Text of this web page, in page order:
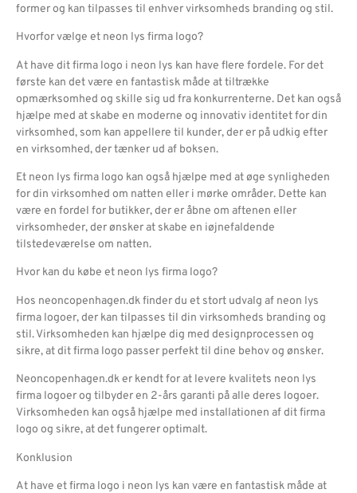
former og kan tilpasses til enhver virksomheds branding og stil.
Hvorfor vælge et neon lys firma logo?
At have dit firma logo i neon lys kan have flere fordele. For det
første kan det være en fantastisk måde at tiltrække
opmærksomhed og skille sig ud fra konkurrenterne. Det kan også
hjælpe med at skabe en moderne og innovativ identitet for din
virksomhed, som kan appellere til kunder, der er på udkig efter
en virksomhed, der tænker ud af boksen.
Et neon lys firma logo kan også hjælpe med at øge synligheden
for din virksomhed om natten eller i mørke områder. Dette kan
være en fordel for butikker, der er åbne om aftenen eller
virksomheder, der ønsker at skabe en iøjnefaldende
tilstedeværelse om natten.
Hvor kan du købe et neon lys firma logo?
Hos neoncopenhagen.dk finder du et stort udvalg af neon lys
firma logoer, der kan tilpasses til din virksomheds branding og
stil. Virksomheden kan hjælpe dig med designprocessen og
sikre, at dit firma logo passer perfekt til dine behov og ønsker.
Neoncopenhagen.dk er kendt for at levere kvalitets neon lys
firma logoer og tilbyder en 2-års garanti på alle deres logoer.
Virksomheden kan også hjælpe med installationen af dit firma
logo og sikre, at det fungerer optimalt.
Konklusion
At have et firma logo i neon lys kan være en fantastisk måde at